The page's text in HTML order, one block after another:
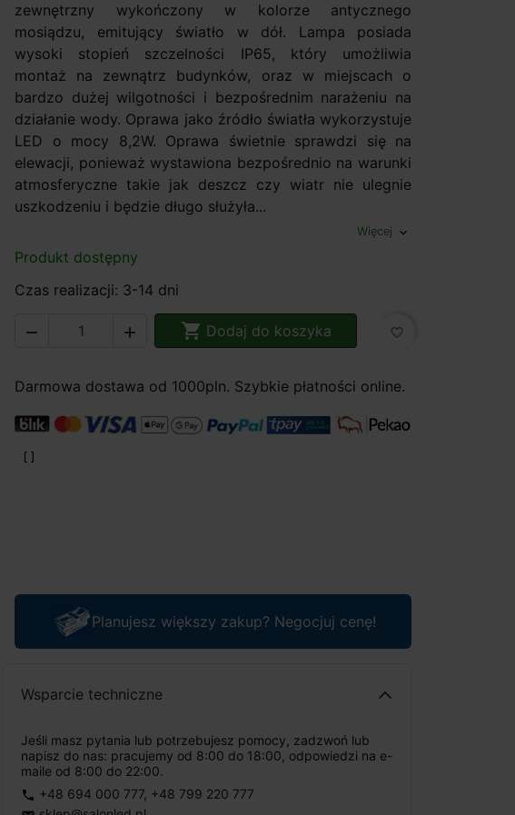
zewnętrzny wykończony w kolorze antycznego
mosiądzu, emitujący światło w dół. Lampa posiada
wysoki stopień szczelności IP65, który umożliwia
montaż na zewnątrz budynków, oraz w miejscach o
bardzo dużej wilgotności i bezpośrednim narażeniu na
działanie wody. Oprawa jako źródło światła wykorzystuje
LED o mocy 8,2W. Oprawa świetnie sprawdzi się na
elewacji, ponieważ wystawiona bezpośrednio na warunki
atmosferyczne takie jak deszcz czy wiatr nie ulegnie
uszkodzeniu i będzie długo służyła...
Więcej expand_more
Produkt dostępny
Czas realizacji: 3-14 dni
   Dodaj do koszyka favorite_border
Darmowa dostawa od 1000pln. Szybkie płatności online.
Planujesz większy zakup? Negocjuj cenę!
Wsparcie techniczne
Jeśli masz pytania lub potrzebujesz pomocy, zadzwoń lub
napisz do nas: pracujemy od 8:00 do 18:00, odpowiedzi na e-
maile od 8:00 do 22:00.
phone +48 694 000 777, +48 799 220 777